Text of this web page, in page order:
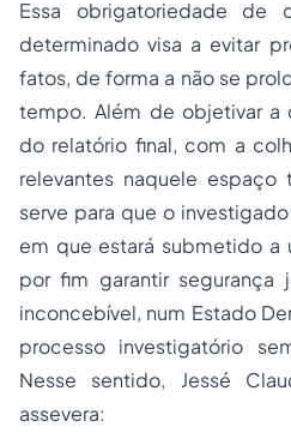
Essa obrigatoriedade de
determinado visa a evitar
fatos, de forma a não se
tempo. Além de objetivar a
do relatório final, com a
relevantes naquele espaço
serve para que o
em que estará submetido a
por fim garantir segurança
inconcebível, num Estado
processo investigatório
Nesse sentido, Jessé
assevera: